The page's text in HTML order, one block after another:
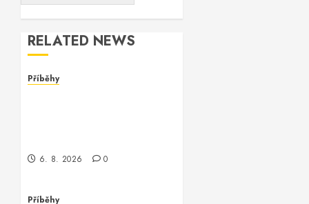
RELATED NEWS
Příběhy
6. 8. 2026 0
Příběhy